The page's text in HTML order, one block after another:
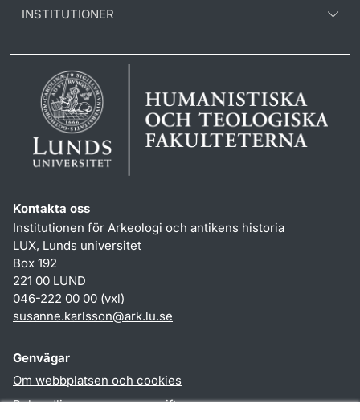
INSTITUTIONER
Kontakta oss
Institutionen för Arkeologi och antikens historia
LUX, Lunds universitet
Box 192
221 00 LUND
046-222 00 00 (vxl)
susanne.karlsson@ark.lu.se
Genvägar
Om webbplatsen och cookies
Behandling av personuppgifter